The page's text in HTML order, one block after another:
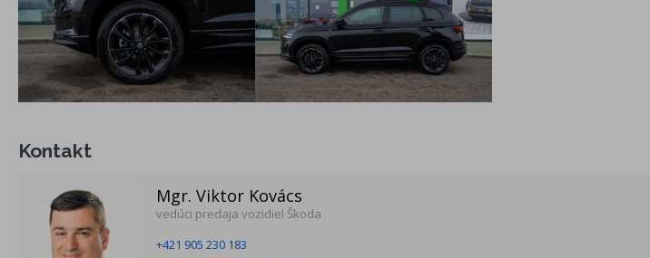
ele. prídavné kúrenie pre dieslové motorizácie
zadné sedadlá a sklopné operadlá delené, sklopné v pomere
40:60
DRIVIING MODE SELECT - voľba
230V zásuvka a USB-C vzadu
vkladané tkané koberce vpredu a
Lane Assist - asistent udržiavania v
disky Procyon z ľahkej zliatiny 18"
Príplatková výbava
Winter Plus - vyhrievanie sedadlá vpredu a vzadu, vyhrievané
Kontakt
Mgr. Viktor Kovács
vedúci predaja vozidiel Škoda
+421 905 230 183